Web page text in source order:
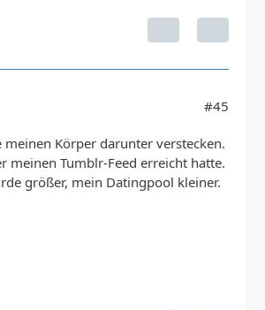
#45
Körper darunter verstecken.
meinen Tumblr-Feed erreicht hatte.
größer, mein Datingpool kleiner.